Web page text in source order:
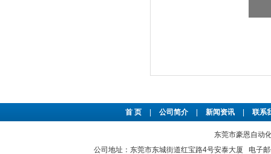
首 页 公司简介 新闻资讯 联系
东莞市豪恩自动
公司地址：东莞市东城街道红宝路4号安泰大厦 电子